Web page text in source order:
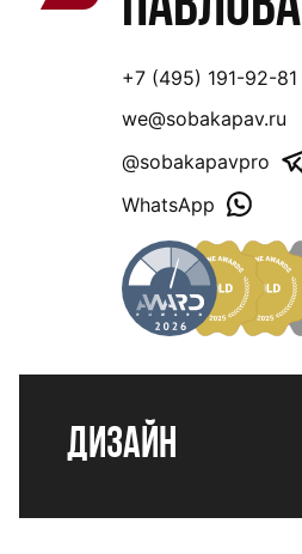
+7 (495) 191-92-81
we@sobakapav.ru
@sobakapavpro
WhatsApp
Дизайн